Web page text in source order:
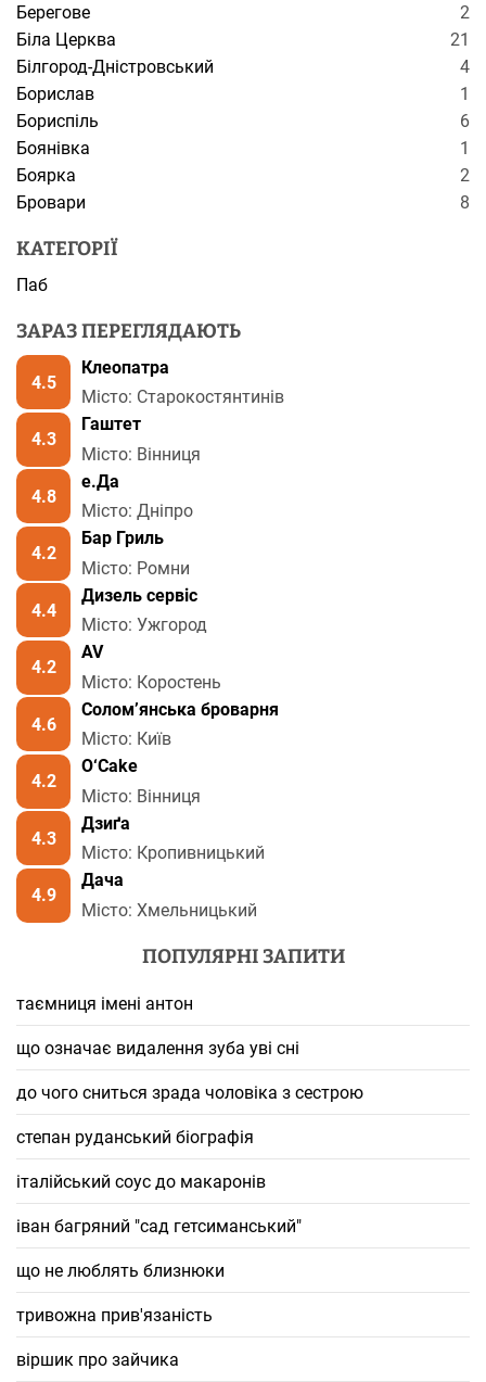
Берегове
2
Біла Церква
21
Білгород-Дністровський
4
Борислав
1
Бориспіль
6
Боянівка
1
Боярка
2
Бровари
8
КАТЕГОРІЇ
Паб
ЗАРАЗ ПЕРЕГЛЯДАЮТЬ
4.5
Клеопатра
Місто: Старокостянтинів
4.3
Гаштет
Місто: Вінниця
4.8
е.Да
Місто: Дніпро
4.2
Бар Гриль
Місто: Ромни
4.4
Дизель сервіс
Місто: Ужгород
4.2
AV
Місто: Коростень
4.6
Солом’янська броварня
Місто: Київ
4.2
O‘Cake
Місто: Вінниця
4.3
Дзиґа
Місто: Кропивницький
4.9
Дача
Місто: Хмельницький
ПОПУЛЯРНІ ЗАПИТИ
таємниця імені антон
що означає видалення зуба уві сні
до чого сниться зрада чоловіка з сестрою
степан руданський біографія
італійський соус до макаронів
іван багряний "сад гетсиманський"
що не люблять близнюки
тривожна прив'язаність
віршик про зайчика